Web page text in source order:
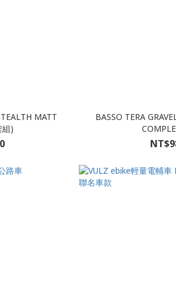
MATT
組)
BASSO TERA